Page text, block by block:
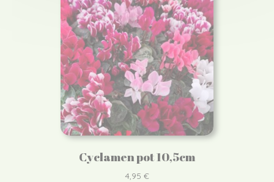
Cyclamen pot 10,5cm
4,95 €